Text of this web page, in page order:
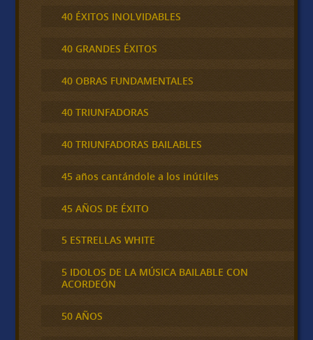
40 ÉXITOS INOLVIDABLES
40 GRANDES ÉXITOS
40 OBRAS FUNDAMENTALES
40 TRIUNFADORAS
40 TRIUNFADORAS BAILABLES
45 años cantándole a los inútiles
45 AÑOS DE ÉXITO
5 ESTRELLAS WHITE
5 IDOLOS DE LA MÚSICA BAILABLE CON
ACORDEÓN
50 AÑOS